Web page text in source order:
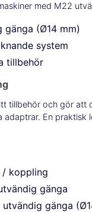
med M22
gänga (Ø14 mm)
system
tillbehör
tillbehör och gör att
adaptrar. En praktisk
/ koppling
gänga
utvändig gänga